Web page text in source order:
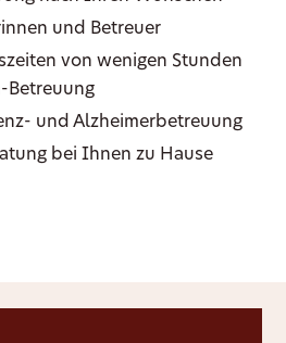
und Betreuer
von wenigen Stunden
Betreuung
und Alzheimerbetreuung
bei Ihnen zu Hause